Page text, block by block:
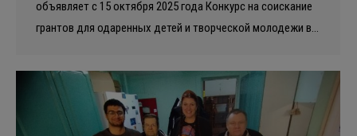
объявляет с 15 октября 2025 года Конкурс на соискание
грантов для одаренных детей и творческой молодежи в…